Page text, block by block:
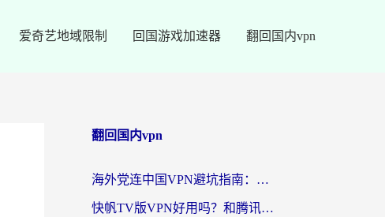
爱奇艺地域限制 回国游戏加速器 翻回国内vpn
翻回国内vpn
海外党连中国VPN避坑指南：如何选到真正能无缝刷国内资源的加速器？
快帆TV版VPN好用吗？和腾讯VPN对比哪个回国效果更好？海外党必看的真实体验指南